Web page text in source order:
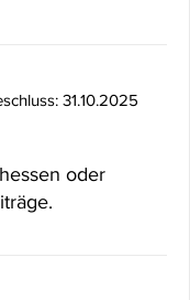
31.10.2025
oder